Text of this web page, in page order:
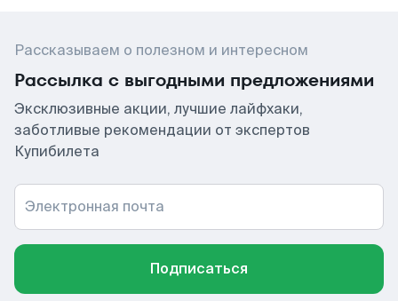
Рассказываем о полезном и интересном
Рассылка с выгодными предложениями
Эксклюзивные акции, лучшие лайфхаки,
заботливые рекомендации от экспертов
Купибилета
Электронная почта
Подписаться